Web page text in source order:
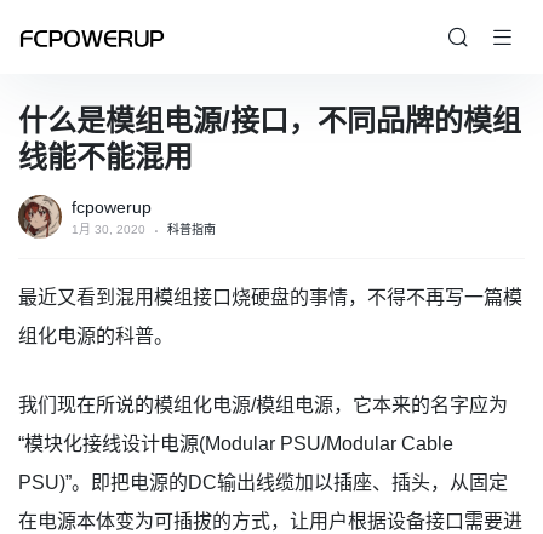
什么是模组电源/接口，不同品牌的模组
线能不能混用
fcpowerup
1月 30, 2020 科普指南
最近又看到混用模组接口烧硬盘的事情，不得不再写一篇模
组化电源的科普。
我们现在所说的模组化电源/模组电源，它本来的名字应为
“模块化接线设计电源(Modular PSU/Modular Cable
PSU)”。即把电源的DC输出线缆加以插座、插头，从固定
在电源本体变为可插拔的方式，让用户根据设备接口需要进